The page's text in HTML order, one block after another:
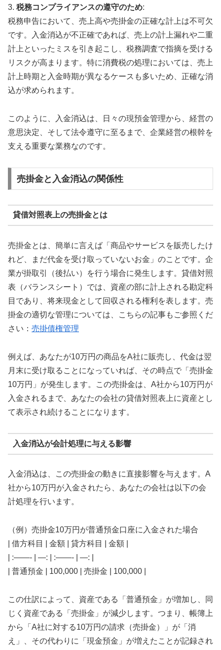
3. 税務コンプライアンスの遵守のため:
税務申告において、売上高や売掛金の正確な計上は不可欠
です。入金消込が不正確であれば、売上の計上漏れや二重
計上といったミスを引き起こし、税務調査で指摘を受ける
リスクが高まります。特に消費税の処理においては、売上
計上時期と入金時期が異なるケースも多いため、正確な消
込が求められます。
このように、入金消込は、日々の現預金管理から、経営の
意思決定、そして法令遵守に至るまで、企業経営の根幹を
支える重要な業務なのです。
売掛金と入金消込の関係性
貸借対照表上の売掛金とは
売掛金とは、簡単に言えば「商品やサービスを販売したけ
れど、まだ代金を受け取っていないお金」のことです。企
業が掛取引（後払い）を行う場合に発生します。貸借対照
表（バランスシート）では、資産の部に計上される勘定科
目であり、将来現金として回収される権利を表します。売
掛金の適切な管理については、こちらの記事もご参照くだ
さい： 売掛債権管理
例えば、あなたが10万円の商品をA社に販売し、代金は翌
月末に受け取ることになっていれば、その時点で「売掛金
10万円」が発生します。この売掛金は、A社から10万円が
入金されるまで、あなたの会社の貸借対照表上に資産とし
て表示され続けることになります。
入金消込が会計処理に与える影響
入金消込は、この売掛金の動きに直接影響を与えます。A
社から10万円が入金されたら、あなたの会社は以下の会
計処理を行います。
（例）売掛金10万円が普通預金口座に入金された場合
| 借方科目 | 金額 | 貸方科目 | 金額 |
| :——- | —: | :——- | —: |
| 普通預金 | 100,000 | 売掛金 | 100,000 |
この仕訳によって、資産である「普通預金」が増加し、同
じく資産である「売掛金」が減少します。つまり、帳簿上
から「A社に対する10万円の請求（売掛金）」が「消
え」、その代わりに「現金預金」が増えたことが記録され